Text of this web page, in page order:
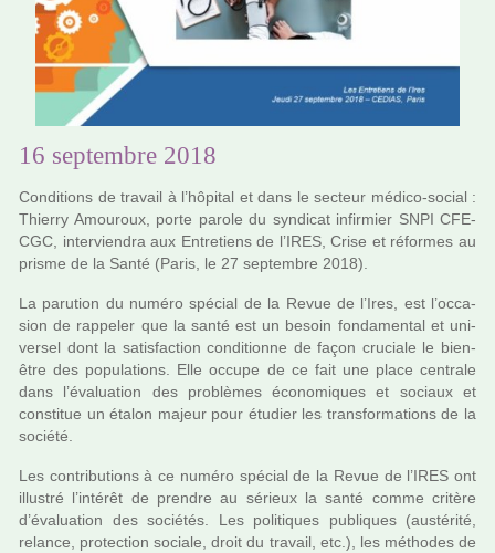
16 septembre 2018
Conditions de tra­vail à l’hôpi­tal et dans le sec­teur médico-social :
Thierry Amouroux, porte parole du syn­di­cat infir­mier SNPI CFE-
CGC, inter­vien­dra aux Entretiens de l’IRES, Crise et réfor­mes au
prisme de la Santé (Paris, le 27 sep­tem­bre 2018).
La paru­tion du numéro spé­cial de la Revue de l’Ires, est l’occa­
sion de rap­pe­ler que la santé est un besoin fon­da­men­tal et uni­
ver­sel dont la satis­fac­tion condi­tionne de façon cru­ciale le bien-
être des popu­la­tions. Elle occupe de ce fait une place cen­trale
dans l’évaluation des pro­blè­mes économiques et sociaux et
cons­ti­tue un étalon majeur pour étudier les trans­for­ma­tions de la
société.
Les contri­bu­tions à ce numéro spé­cial de la Revue de l’IRES ont
illus­tré l’inté­rêt de pren­dre au sérieux la santé comme cri­tère
d’évaluation des socié­tés. Les poli­ti­ques publi­ques (aus­té­rité,
relance, pro­tec­tion sociale, droit du tra­vail, etc.), les métho­des de